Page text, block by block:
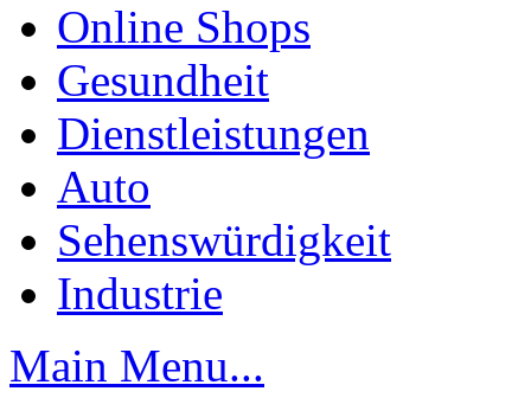
Online Shops
Gesundheit
Dienstleistungen
Auto
Sehenswürdigkeit
Industrie
Main Menu...